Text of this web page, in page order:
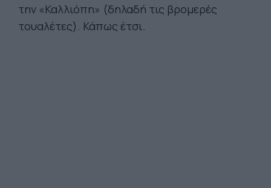
την «Καλλιόπη» (δηλαδή τις βρομερές
τουαλέτες). Κάπως έτσι.